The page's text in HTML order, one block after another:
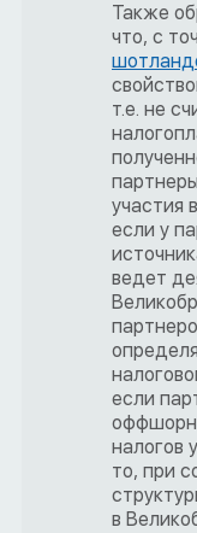
Также
что, с
т.е. не
участия
если у
ведет
если
налогов
то, при
в